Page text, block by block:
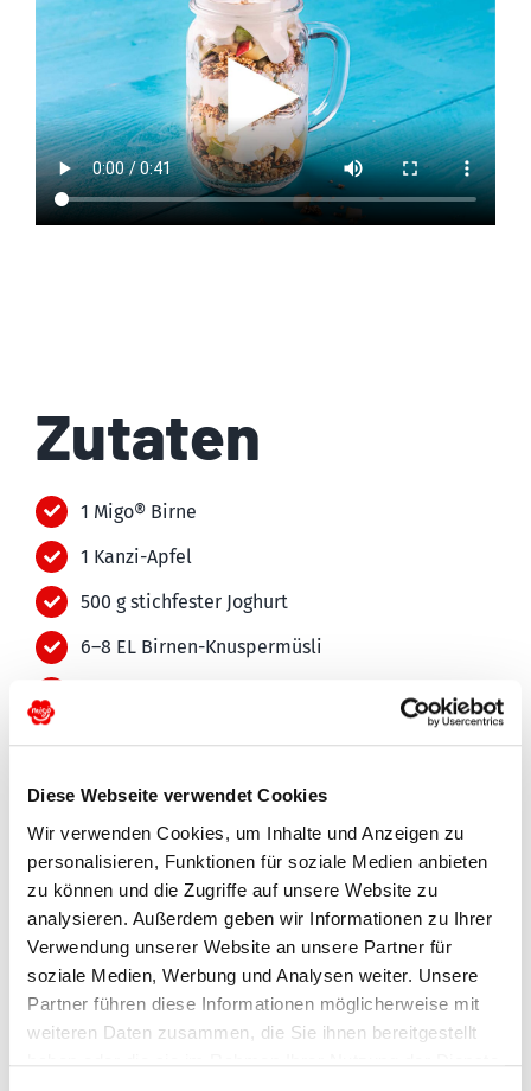
Diese Webseite verwendet Cookies
Wir verwenden Cookies, um Inhalte und Anzeigen zu
personalisieren, Funktionen für soziale Medien anbieten
zu können und die Zugriffe auf unsere Website zu
analysieren. Außerdem geben wir Informationen zu Ihrer
Verwendung unserer Website an unsere Partner für
soziale Medien, Werbung und Analysen weiter. Unsere
Partner führen diese Informationen möglicherweise mit
weiteren Daten zusammen, die Sie ihnen bereitgestellt
Zutaten
1 Migo® Birne
1 Kanzi-Apfel
500 g stichfester Joghurt
6–8 EL Birnen-Knuspermüsli
50 g Sonnenblumenkerne
50 g Kürbiskerne
1 TL Zimt
1 TL Vanillearoma
1 Migo®-Birne, in kleinen Stückchen
2 EL Ahornsirup